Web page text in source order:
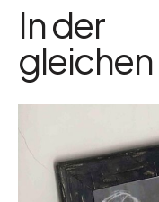
In der
gleichen